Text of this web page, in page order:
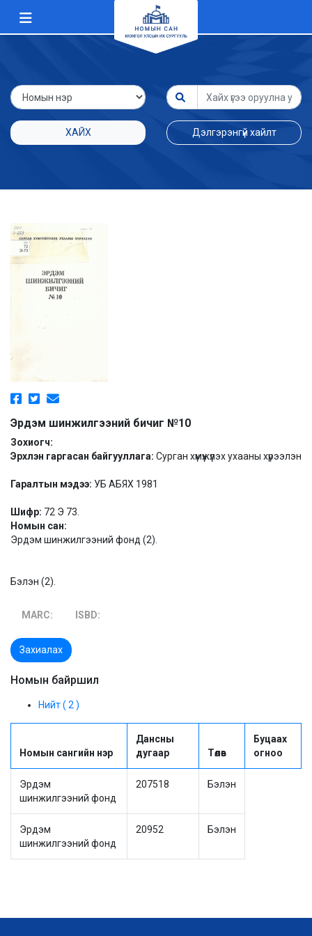
ХАЙХ Дэлгэрэнгүй хайлт
Эрдэм шинжилгээний бичиг №10
Зохиогч:
Эрхлэн гаргасан байгууллага: Сурган хүмүүжүүлэх ухааны хүрээлэн
Гаралтын мэдээ: УБ АБЯХ 1981
Шифр: 72 Э 73.
Номын сан:
Эрдэм шинжилгээний фонд (2).
Бэлэн (2).
MARC: ISBD:
Захиалах
Номын байршил
Нийт ( 2 )
Номын сангийн нэр
Дансны
дугаар
Төлөв
Буцаах
огноо
Эрдэм
шинжилгээний фонд
207518 Бэлэн
Эрдэм
шинжилгээний фонд
20952 Бэлэн